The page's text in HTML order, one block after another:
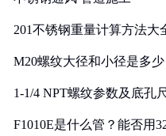
201不锈钢重量计算方法大
M20螺纹大径和小径是多少
1-1/4 NPT螺纹参数及底孔
F1010E是什么管？能否用